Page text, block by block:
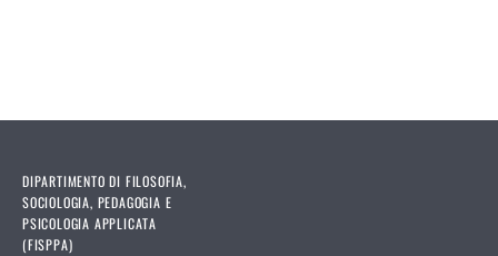
DIPARTIMENTO DI FILOSOFIA,
SOCIOLOGIA, PEDAGOGIA E
PSICOLOGIA APPLICATA
(FISPPA)